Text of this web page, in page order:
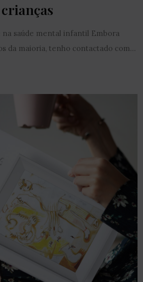
saúde mental infantil Embora
da maioria, tenho contactado com...